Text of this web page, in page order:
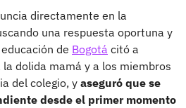
directamente en la
una respuesta oportuna y
de Bogotá citó a
dolida mamá y a los miembros
del colegio, y aseguró que se
desde el primer momento